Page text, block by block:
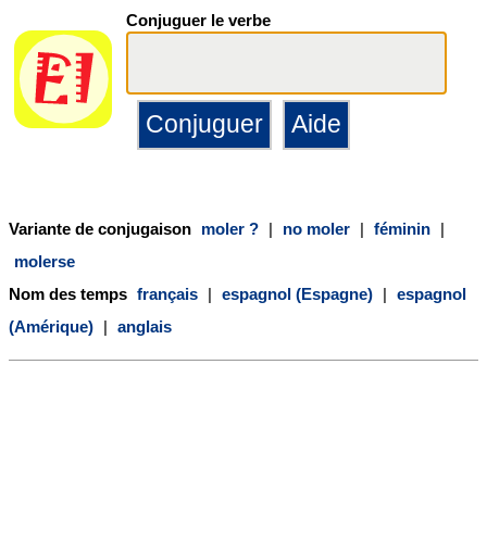
Conjuguer le verbe
Variante de conjugaison moler ? | no moler | féminin |
molerse
Nom des temps français | espagnol (Espagne) | espagnol
(Amérique) | anglais